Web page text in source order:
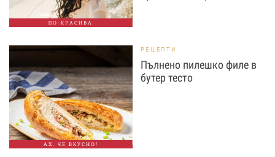
ПО-КРАСИВА
АХ, ЧЕ ВКУСНО!
РЕЦЕПТИ
Пълнено пилешко филе в
бутер тесто